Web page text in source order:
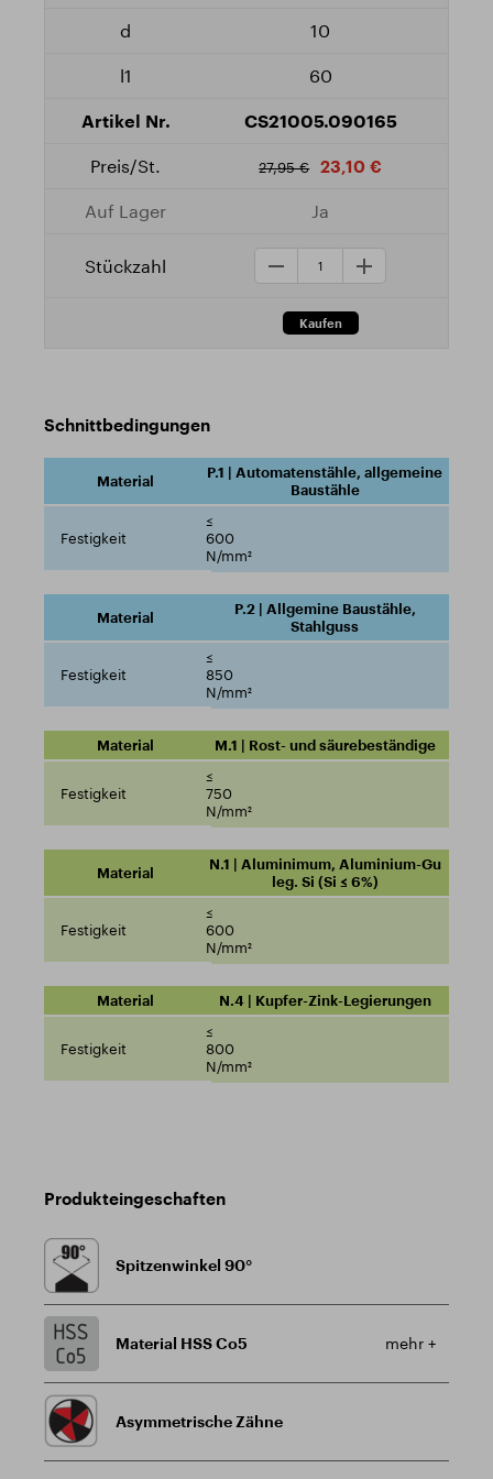
10
60
CS21005.090165
27,95 € 23,10 €
Ja
Schnittbedingungen
P.1 | Automatenstähle, allgemeine
Baustähle
≤
600
N/mm²
P.2 | Allgemine Baustähle,
Stahlguss
≤
850
N/mm²
M.1 | Rost- und säurebeständige
≤
750
N/mm²
N.1 | Aluminimum, Aluminium-Gu
leg. Si (Si ≤ 6%)
≤
600
N/mm²
N.4 | Kupfer-Zink-Legierungen
≤
800
N/mm²
Produkteingeschaften
Spitzenwinkel 90°
Material HSS Co5 mehr +
Asymmetrische Zähne